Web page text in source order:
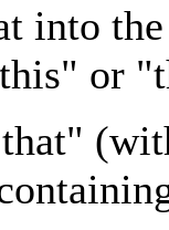
into
or